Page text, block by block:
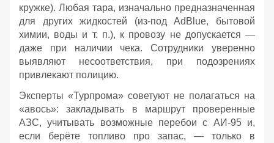
кружке). Любая тара, изначально предназначенная
для других жидкостей (из‑под AdBlue, бытовой
химии, воды и т. п.), к провозу не допускается —
даже при наличии чека. Сотрудники уверенно
выявляют несоответствия, при подозрениях
привлекают полицию.
Эксперты «Турпрома» советуют не полагаться на
«авось»: закладывать в маршрут проверенные
АЗС, учитывать возможные перебои с АИ‑95 и,
если берёте топливо про запас, — только в